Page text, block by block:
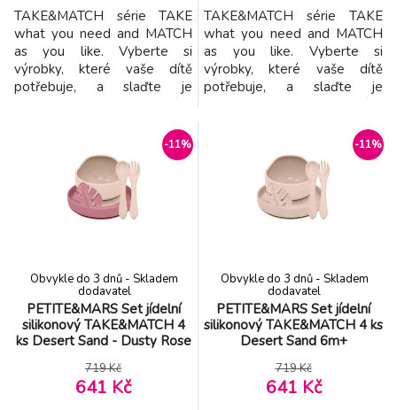
TAKE&MATCH série TAKE
what you need and MATCH
as you like. Vyberte si
výrobky, které vaše dítě
potřebuje, a slaďte je
dispozici v barvách
inspirovaných nejnovějšími
trendy a zkomponovány tak,
aby každá barva dokonale
ladila s ostatními. Můžete
TAKE&MATCH série TAKE
what you need and MATCH
as you like. Vyberte si
výrobky, které vaše dítě
potřebuje, a slaďte je
dispozici v barvách
inspirovaných nejnovějšími
trendy a zkomponovány tak,
aby každá barva dokonale
ladila s ostatními. Můžete
-11%
PETITE&MARS Set jídelní
silikonový TAKE&MATCH 4
ks Desert Sand - Dusty Rose
Obvykle do 3 dnů - Skladem
dodavatel
719 Kč
641 Kč
-11%
PETITE&MARS Set jídelní
silikonový TAKE&MATCH 4 ks
Desert Sand 6m+
Obvykle do 3 dnů - Skladem
dodavatel
719 Kč
641 Kč